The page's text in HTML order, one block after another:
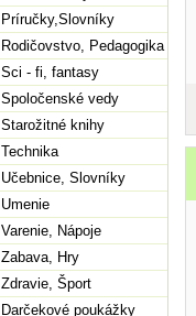
Príručky,Slovníky
Rodičovstvo, Pedagogika
Sci - fi, fantasy
Spoločenské vedy
Starožitné knihy
Technika
Učebnice, Slovníky
Umenie
Varenie, Nápoje
Zabava, Hry
Zdravie, Šport
Darčekové poukážky